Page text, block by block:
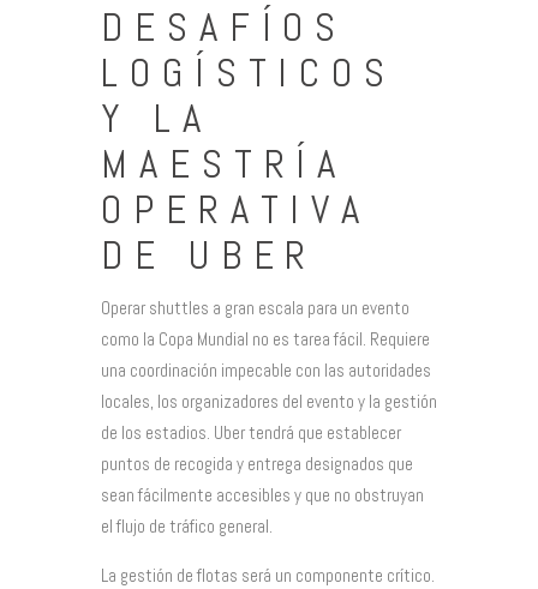
DESAFÍOS
LOGÍSTICOS
Y LA
MAESTRÍA
OPERATIVA
DE UBER
Operar shuttles a gran escala para un evento
como la Copa Mundial no es tarea fácil. Requiere
una coordinación impecable con las autoridades
locales, los organizadores del evento y la gestión
de los estadios. Uber tendrá que establecer
puntos de recogida y entrega designados que
sean fácilmente accesibles y que no obstruyan
el flujo de tráfico general.
La gestión de flotas será un componente crítico.